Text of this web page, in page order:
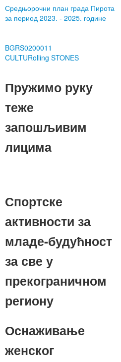
Средњорочни план града Пирота
за период 2023. - 2025. године
BGRS0200011
CULTURolling STONES
Пружимо руку
теже
запошљивим
лицима
Спортске
активности за
младе-будућност
за све у
прекограничном
региону
Оснаживање
женског